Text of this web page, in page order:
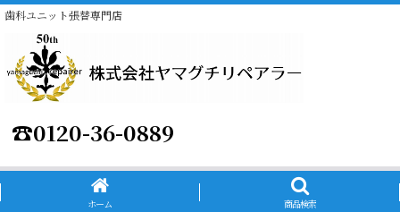
歯科ユニット張替専門店
☎0120-36-0889
ホーム 商品検索